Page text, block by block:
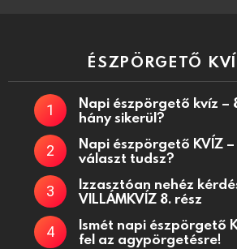
ÉSZPÖRGETŐ
Napi észpörgető kvíz –
hány sikerül?
Napi észpörgető KVÍZ –
választ tudsz?
Izzasztóan nehéz
VILLÁMKVÍZ 8. rész
Ismét napi észpörgető
fel az agypörgetésre!